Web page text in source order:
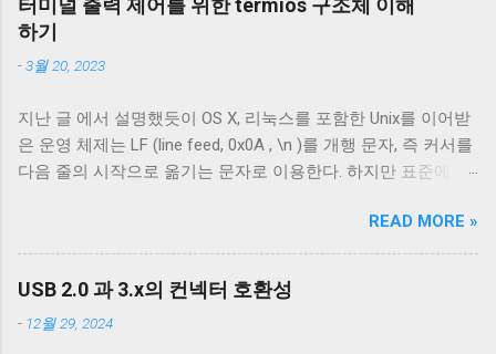
하다. 이런 차이는 케이블 내부 구성에 따라 발생한다. 이번 글
에서는 USB 2.0 케이블의 내부를 통해 USB 케이블에 대해 자세
히 알아보겠다. Micro-B 케이블의 편조 차폐와 호일 차폐 위 사
벗겨낸 것이다. 절연체 아래로 금속 선이 있는 것을 알 수 있다.
이 선들은 금속 선이지만 전선은 아니다. 이 선은 전자기 차폐를
목적으로 들어간 금속 선이다. 실제 전선은 이 금속 선을 벗겨야
나는 얇은 금속 호일이고, 다른 하나는 얇은 도체의 가닥으로 이
루어져 있다. 전자는 보통 호일 차폐(Foil Shielding)라고 부르고
후자는 편조 차폐(Braided Shielding)라고 부른다. 이 둘은 다 외
터미널 출력 제어를 위한 termios 구조체 이해
하기
-3월 20, 2023
지난 글 에서 설명했듯이 OS X, 리눅스를 포함한 Unix를 이어받
은 운영 체제는 LF (line feed, 0x0A , \n )를 개행 문자, 즉 커서를
다음 줄의 시작으로 옮기는 문자로 이용한다. 하지만 표준에 정
의 처음으로 이동하지 않는다. 파일을 항상 운영 체제에 종속적
인 애플리케이션을 통해서만 접근한다면 표준과 다른 동작은
문제되지 않는다. 하지만 파일과 입출력의 구분이 없는 유닉스
계열에서 파일과 프로세스의 입출력이 상호작용할 때 이 차이
는 문제될 수 있다. 이 차이를 다루기 위해서 터미널은 출력에
READ MORE »
USB 2.0 과 3.x의 컨넥터 호환성
- 12월 29, 2024